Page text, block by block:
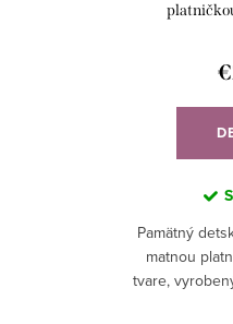
Pamätný
matnou
tvare,